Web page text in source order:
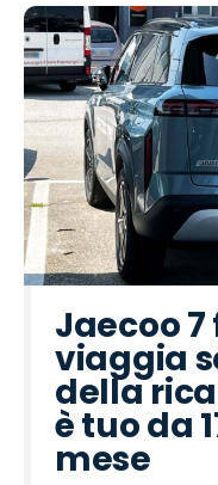
Jaecoo
viaggia
della
è tuo da
mese